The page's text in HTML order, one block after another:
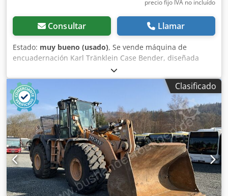
precio fijo IVA no incluído
Consultar Llamar
Estado: muy bueno (usado), Se vende máquina de
encuadernación Karl Tränklein Case Bender, diseñada
para dar forma y curvar los lomos de las cubiertas de
libros de tapa dura. El dispositivo proporciona a las
cubiertas el radio adecuado, lo que permite que se ajusten
perfectamente al bloque del libro. La máquina está
equipada con rodillos ajustables que permiten adaptarse
a diferentes grosores de cubiertas. Su robusta estructura
de hierro fundido garantiza una alta precisión y una larga
vida útil. Datos técnicos: Fabricante: Karl Tränklein Tipo:
Case Bender / máquina para dar forma a lomos Ancho de
trabajo: aprox. 600 mm Ajuste de la presión de los rodillos
Estructura estable de hierro fundido Accionamiento
eléctrico Mesa de trabajo Estado: usada Dedpfeziwnbjx
Clasificado